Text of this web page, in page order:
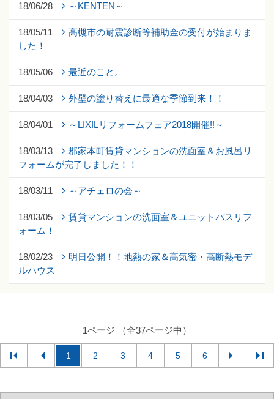
18/06/28 ～KENTEN～
18/05/11
高槻市の耐震診断等補助金の受付が始まりま
した！
18/05/06 最近のこと。
18/04/03 外壁の塗り替えに最適な季節到来！！
18/04/01 ～LIXILリフォームフェア2018開催!!～
18/03/13
郡家本町賃貸マンションの洗面室＆お風呂リ
フォームが完了しました！！
18/03/11 ～アチェロの会～
18/03/05
賃貸マンションの洗面室＆ユニットバスリフ
ォーム！
18/02/23
明日公開！！地熱の家＆高気密・高断熱モデ
ルハウス
1ページ （全37ページ中）
1 2 3 4 5 6